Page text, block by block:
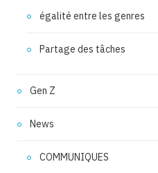
égalité entre les genres
Partage des tâches
Gen Z
News
COMMUNIQUES